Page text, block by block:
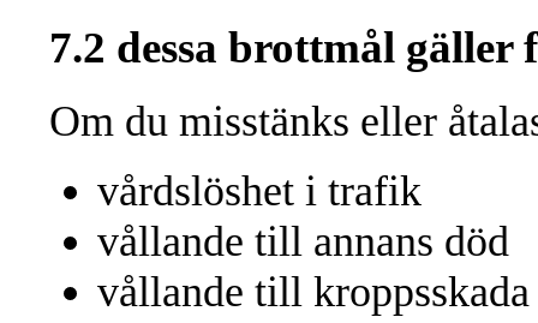
7.2 dessa brottmål
Om du misstänks eller
vårdslöshet i trafik
vållande till annans död
vållande till